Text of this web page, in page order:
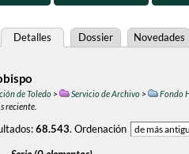
Detalles Dossier Novedades
de Toledo> Servicio de Archivo>
Fondo
reciente.
68.543. Ordenación